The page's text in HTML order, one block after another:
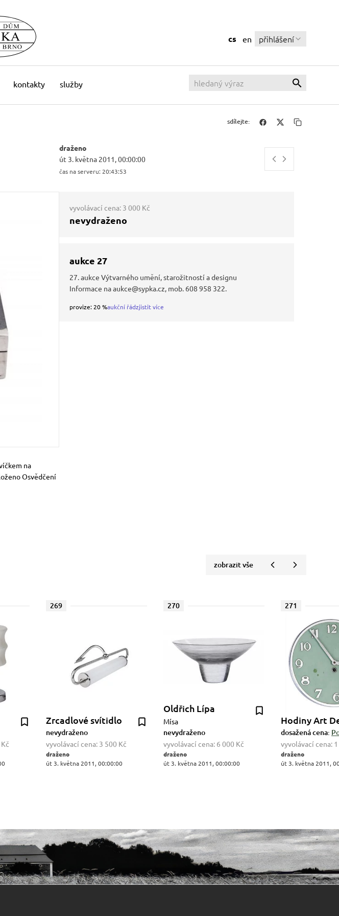
kontakty služby
cs en přihlášení
sdílejte:
draženo
út 3. května 2011, 00:00:00
čas na serveru: 20:43:53
na
Osvědčení
vyvolávací cena: 3 000 Kč
nevydraženo
aukce 27
27. aukce Výtvarného umění, starožitností a designu
Informace na aukce@sypka.cz, mob. 608 958 322.
provize: 20 %aukční řádzjistit více
zobrazit vše
269
Zrcadlové svítidlo
nevydraženo
vyvolávací cena: 3 500 Kč
draženo
út 3. května 2011, 00:00:00
270
Oldřich Lípa
Mísa
nevydraženo
vyvolávací cena: 6 000 Kč
draženo
út 3. května 2011, 00:00:00
271
Hodiny Art
dosažená cena:
vyvolávací cena:
draženo
út 3. května 2011,